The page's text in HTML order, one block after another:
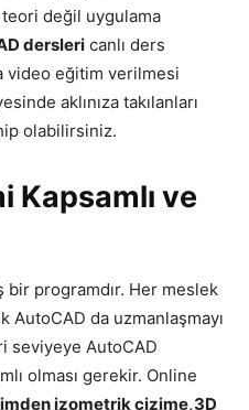
teori değil uygulama
dersleri canlı ders
video eğitim verilmesi
aklınıza takılanları
olabilirsiniz.
Kapsamlı ve
bir programdır. Her meslek
AutoCAD da uzmanlaşmayı
seviyeye AutoCAD
olması gerekir. Online
izometrik çizime,3D